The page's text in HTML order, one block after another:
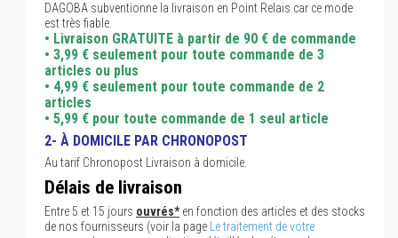
DAGOBA subventionne la livraison en Point Relais car ce mode
est très fiable.
• Livraison GRATUITE à partir de 90 € de commande
• 3,99 € seulement pour toute commande de 3
articles ou plus
• 4,99 € seulement pour toute commande de 2
articles
• 5,99 € pour toute commande de 1 seul article
2- À DOMICILE PAR CHRONOPOST
Au tarif Chronopost Livraison à domicile.
Délais de livraison
Entre 5 et 15 jours ouvrés*en fonction des articles et des stocks
de nos fournisseurs (voir la page
Le traitement de votre